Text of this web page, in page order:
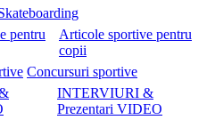
Articole sportive pentru
copii
Concursuri sportive
INTERVIURI &
Prezentari VIDEO